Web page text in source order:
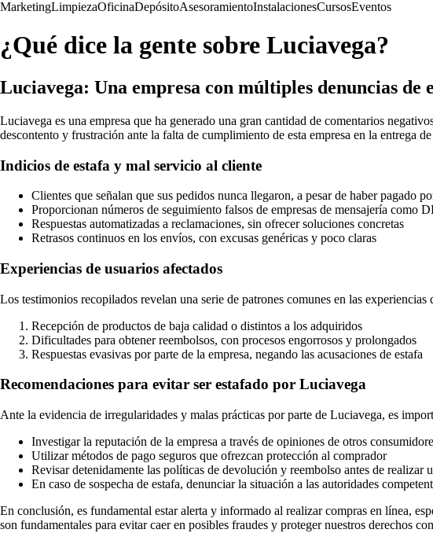
MarketingLimpiezaOficinaDepósitoAsesoramientoInstalacionesCursosEventos
¿Qué dice la gente sobre Luciavega?
Luciavega: Una empresa con múltiples denuncias de
Luciavega es una empresa que ha generado una gran cantidad de comentarios
descontento y frustración ante la falta de cumplimiento de esta empresa en la entrega
Indicios de estafa y mal servicio al cliente
Clientes que señalan que sus pedidos nunca llegaron, a pesar de haber pagado
Proporcionan números de seguimiento falsos de empresas de mensajería como
Respuestas automatizadas a reclamaciones, sin ofrecer soluciones concretas
Retrasos continuos en los envíos, con excusas genéricas y poco claras
Experiencias de usuarios afectados
Los testimonios recopilados revelan una serie de patrones comunes en las
Recepción de productos de baja calidad o distintos a los adquiridos
Dificultades para obtener reembolsos, con procesos engorrosos y prolongados
Respuestas evasivas por parte de la empresa, negando las acusaciones de estafa
Recomendaciones para evitar ser estafado por Luciavega
Ante la evidencia de irregularidades y malas prácticas por parte de Luciavega, es
Investigar la reputación de la empresa a través de opiniones de otros
Utilizar métodos de pago seguros que ofrezcan protección al comprador
Revisar detenidamente las políticas de devolución y reembolso antes de realizar
En caso de sospecha de estafa, denunciar la situación a las autoridades
En conclusión, es fundamental estar alerta y informado al realizar compras en línea,
son fundamentales para evitar caer en posibles fraudes y proteger nuestros derechos